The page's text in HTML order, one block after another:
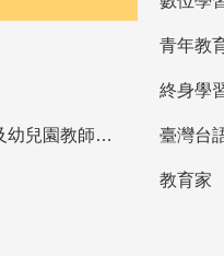
青年教
終身學
教育部高中等以下學校及幼兒園教師資格檢定考試 臺灣台
教育家